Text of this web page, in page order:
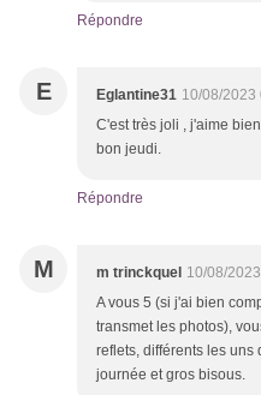
Répondre
E Eglantine31 10/08/2023
C'est très joli , j'aime
bon jeudi.
Répondre
M m trinckquel 10/08/
A vous 5 (si j'ai bien
transmet les photos),
reflets, différents les uns
journée et gros bisous.